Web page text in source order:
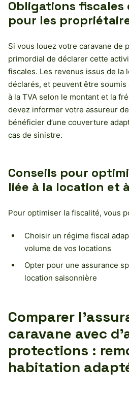
Obligations
pour les
Si vous louez votre caravane de
primordial de déclarer cette
fiscales. Les revenus issus de la
déclarés, et peuvent être soumis
à la TVA selon le montant et la
devez informer votre assureur
bénéficier d’une couverture
cas de sinistre.
Conseils pour
liée à la location et
Pour optimiser la fiscalité, vous
Choisir un régime fiscal
volume de vos locations
Opter pour une assurance
location saisonnière
Comparer
caravane avec
protections :
habitation